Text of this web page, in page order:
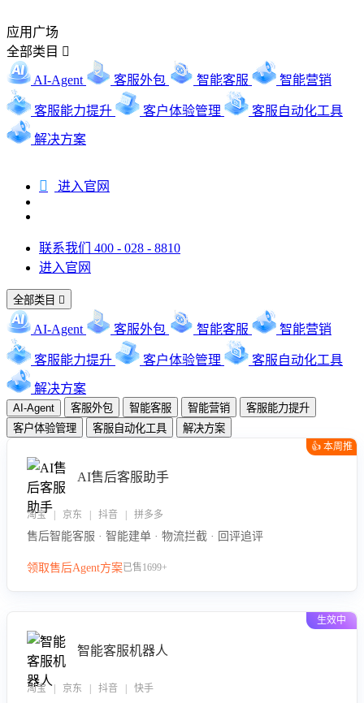
应用广场
全部类目 
AI-Agent 客服外包 智能客服 智能营销
客服能力提升 客户体验管理 客服自动化工具
解决方案
 进入官网
联系我们 400 - 028 - 8810
进入官网
全部类目 
AI-Agent 客服外包 智能客服 智能营销
客服能力提升 客户体验管理 客服自动化工具
解决方案
AI-Agent 客服外包 智能客服 智能营销
客服能力提升
客户体验管理
客服自动化工具 解决方案
👍 本周推
AI售后客服助手
淘宝 | 京东 | 抖音 | 拼多多
售后智能客服 · 智能建单 · 物流拦截 · 回评追评
领取售后Agent方案已售1699+
生效中
智能客服机器人
淘宝 | 京东 | 抖音 | 快手